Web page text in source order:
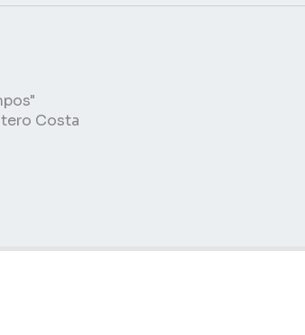
Costa